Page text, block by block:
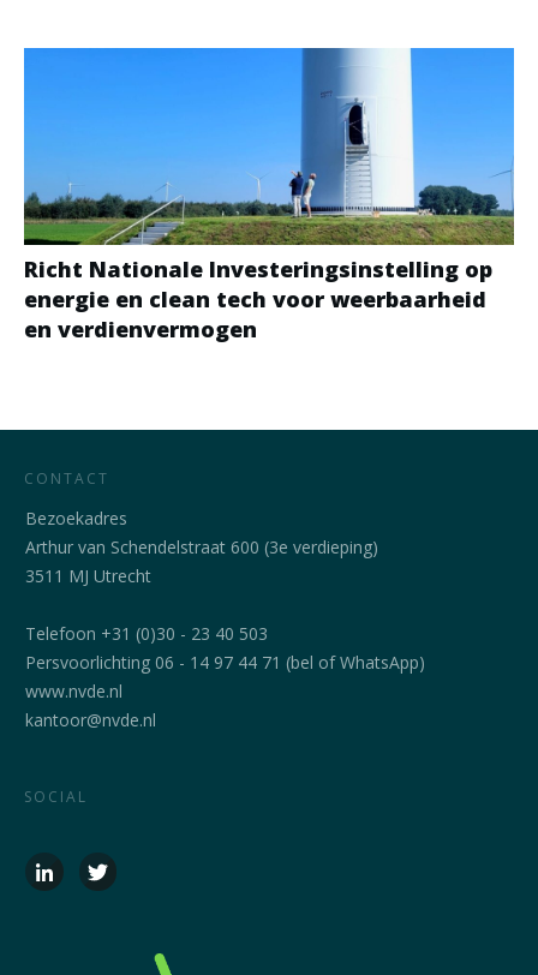
Richt Nationale Investeringsinstelling op
energie en clean tech voor weerbaarheid
en verdienvermogen
CONTACT
Bezoekadres
Arthur van Schendelstraat 600 (3e verdieping)
3511 MJ Utrecht
Telefoon +31 (0)30 - 23 40 503
Persvoorlichting 06 - 14 97 44 71 (bel of WhatsApp)
www.nvde.nl
kantoor@nvde.nl
SOCIAL